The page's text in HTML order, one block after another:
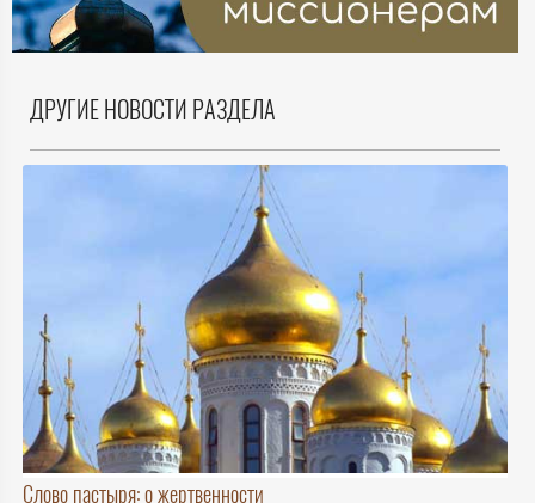
ДРУГИЕ НОВОСТИ РАЗДЕЛА
Слово пастыря: о жертвенности